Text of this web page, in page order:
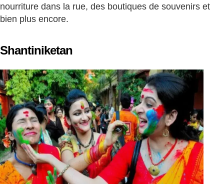
nourriture dans la rue, des boutiques de souvenirs et
bien plus encore.
Shantiniketan